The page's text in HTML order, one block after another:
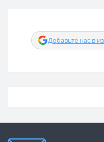
Добавьте нас в